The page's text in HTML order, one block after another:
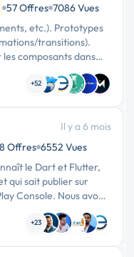
57 Offres 7086 Vues
etc.). Prototypes
transitions).
composants dans
proposez aussi du …
+52
Il y a 6 mois
Offres 6552 Vues
le Dart et Flutter,
qui sait publier sur
Console. Nous avons
Notre développeur …
+23